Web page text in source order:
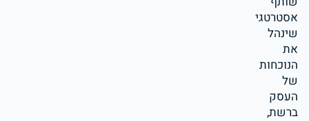
אסטרטגי
שינהל
את
הנוכחות
של
העסק
ברשת,